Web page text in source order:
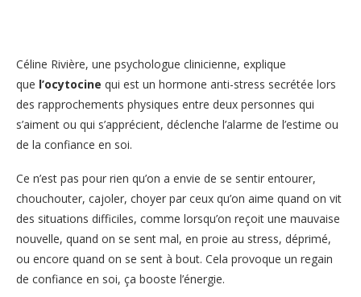
Céline Rivière, une psychologue clinicienne, explique
que l’ocytocine qui est un hormone anti-stress secrétée lors
des rapprochements physiques entre deux personnes qui
s’aiment ou qui s’apprécient, déclenche l’alarme de l’estime ou
de la confiance en soi.
Ce n’est pas pour rien qu’on a envie de se sentir entourer,
chouchouter, cajoler, choyer par ceux qu’on aime quand on vit
des situations difficiles, comme lorsqu’on reçoit une mauvaise
nouvelle, quand on se sent mal, en proie au stress, déprimé,
ou encore quand on se sent à bout. Cela provoque un regain
de confiance en soi, ça booste l’énergie.